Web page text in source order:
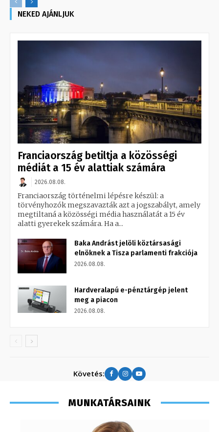
NEKED AJÁNLJUK
Franciaország betiltja a közösségi
médiát a 15 év alattiak számára
2026.08.08.
Franciaország történelmi lépésre készül: a
törvényhozók megszavazták azt a jogszabályt, amely
megtiltaná a közösségi média használatát a 15 év
alatti gyerekek számára. Ha a...
Baka Andrást jelöli köztársasági
elnöknek a Tisza parlamenti frakciója
2026.08.08.
Hardveralapú e-pénztárgép jelent
meg a piacon
2026.08.08.
Követés:
MUNKATÁRSAINK